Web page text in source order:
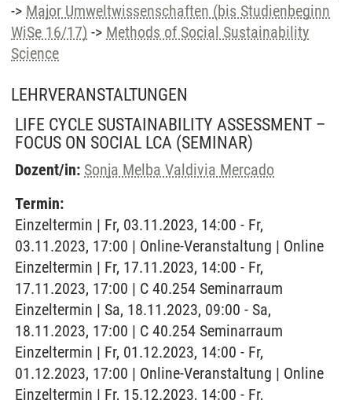
-> Major Umweltwissenschaften (bis Studienbeginn
WiSe 16/17) -> Methods of Social Sustainability
Science
LEHRVERANSTALTUNGEN
LIFE CYCLE SUSTAINABILITY ASSESSMENT –
FOCUS ON SOCIAL LCA (SEMINAR)
Dozent/in: Sonja Melba Valdivia Mercado
Termin:
Einzeltermin | Fr, 03.11.2023, 14:00 - Fr,
03.11.2023, 17:00 | Online-Veranstaltung | Online
Einzeltermin | Fr, 17.11.2023, 14:00 - Fr,
17.11.2023, 17:00 | C 40.254 Seminarraum
Einzeltermin | Sa, 18.11.2023, 09:00 - Sa,
18.11.2023, 17:00 | C 40.254 Seminarraum
Einzeltermin | Fr, 01.12.2023, 14:00 - Fr,
01.12.2023, 17:00 | Online-Veranstaltung | Online
Einzeltermin | Fr, 15.12.2023, 14:00 - Fr,